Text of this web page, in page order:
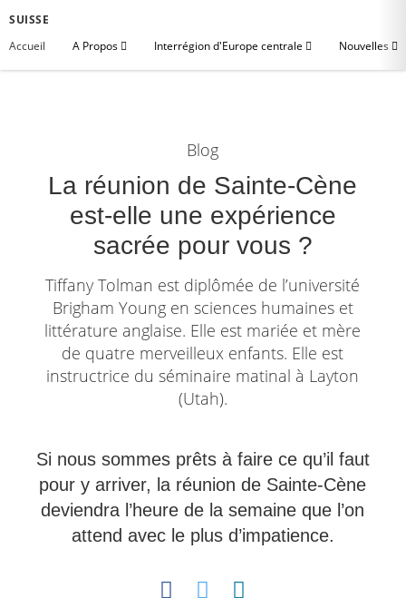
SUISSE
Accueil
A Propos Interrégion d'Europe centrale Nouvelles
Blog
La réunion de Sainte-Cène
est-elle une expérience
sacrée pour vous ?
Tiffany Tolman est diplômée de l’université
Brigham Young en sciences humaines et
littérature anglaise. Elle est mariée et mère
de quatre merveilleux enfants. Elle est
instructrice du séminaire matinal à Layton
(Utah).
Si nous sommes prêts à faire ce qu’il faut
pour y arriver, la réunion de Sainte-Cène
deviendra l’heure de la semaine que l’on
attend avec le plus d’impatience.